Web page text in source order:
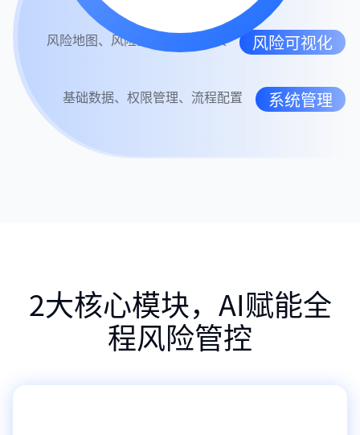
风险地图、风险画像、多维报表 风险可视化
基础数据、权限管理、流程配置 系统管理
2大核心模块，AI赋能全
程风险管控